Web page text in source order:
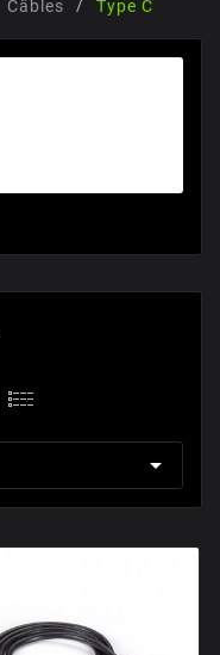
Câbles Type C
